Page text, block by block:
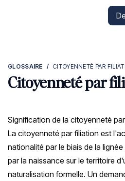
Aller à la page d'accueil de CitizenX
GLOSSAIRE / CITOYENNETÉ PAR
Citoyenneté par
Signification de la citoyenneté
La citoyenneté par filiation est
nationalité par le biais de la
par la naissance sur le territoire
naturalisation formelle. Un